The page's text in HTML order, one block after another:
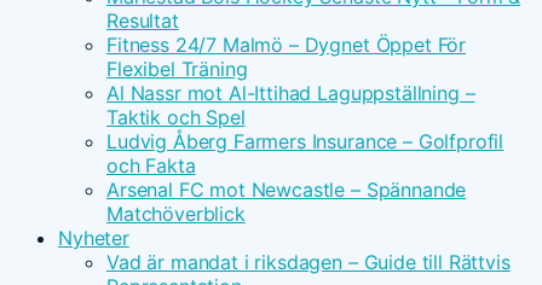
Resultat
Fitness 24/7 Malmö – Dygnet Öppet För
Flexibel Träning
Al Nassr mot Al-Ittihad Laguppställning –
Taktik och Spel
Ludvig Åberg Farmers Insurance – Golfprofil
och Fakta
Arsenal FC mot Newcastle – Spännande
Matchöverblick
Nyheter
Vad är mandat i riksdagen – Guide till Rättvis